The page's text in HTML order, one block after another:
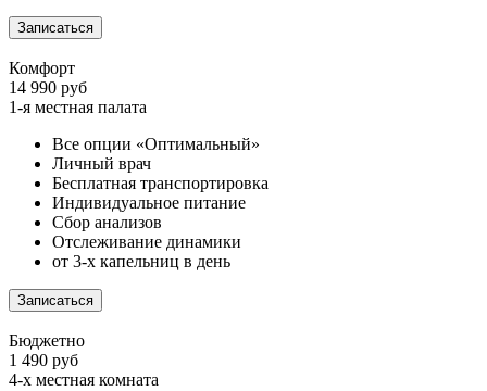
Записаться
Комфорт
14 990 руб
1-я местная палата
Все опции «Оптимальный»
Личный врач
Бесплатная транспортировка
Индивидуальное питание
Сбор анализов
Отслеживание динамики
от 3-х капельниц в день
Записаться
Бюджетно
1 490 руб
4-х местная комната